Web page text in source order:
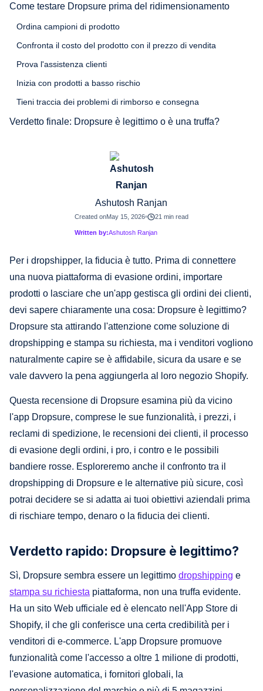
Ashutosh Ranjan
Created onMay 15, 2026 21 min read
Written by:Ashutosh Ranjan
Per i dropshipper, la fiducia è tutto. Prima di connettere
una nuova piattaforma di evasione ordini, importare
prodotti o lasciare che un'app gestisca gli ordini dei clienti,
devi sapere chiaramente una cosa: Dropsure è legittimo?
Dropsure sta attirando l'attenzione come soluzione di
dropshipping e stampa su richiesta, ma i venditori vogliono
naturalmente capire se è affidabile, sicura da usare e se
vale davvero la pena aggiungerla al loro negozio Shopify.
Questa recensione di Dropsure esamina più da vicino
l'app Dropsure, comprese le sue funzionalità, i prezzi, i
reclami di spedizione, le recensioni dei clienti, il processo
di evasione degli ordini, i pro, i contro e le possibili
bandiere rosse. Esploreremo anche il confronto tra il
dropshipping di Dropsure e le alternative più sicure, così
potrai decidere se si adatta ai tuoi obiettivi aziendali prima
di rischiare tempo, denaro o la fiducia dei clienti.
Verdetto rapido: Dropsure è legittimo?
Sì, Dropsure sembra essere un legittimo dropshipping e
stampa su richiesta piattaforma, non una truffa evidente.
Ha un sito Web ufficiale ed è elencato nell'App Store di
Shopify, il che gli conferisce una certa credibilità per i
venditori di e-commerce. L'app Dropsure promuove
funzionalità come l'accesso a oltre 1 milione di prodotti,
l'evasione automatica, i fornitori globali, la
Come testare Dropsure prima del ridimensionamento
Ordina campioni di prodotto
Confronta il costo del prodotto con il prezzo di vendita
Prova l'assistenza clienti
Inizia con prodotti a basso rischio
Tieni traccia dei problemi di rimborso e consegna
Verdetto finale: Dropsure è legittimo o è una truffa?